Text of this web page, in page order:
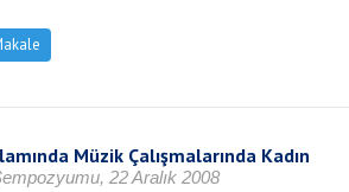
Müzik Çalışmalarında Kadın
22 Aralık 2008